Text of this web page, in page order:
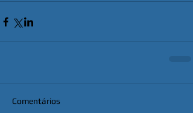
Comentários